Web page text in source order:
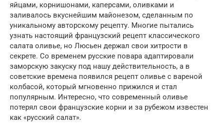
яйцами, корнишонами, каперсами, оливками и
заливалось вкуснейшим майонезом, сделанным по
уникальному авторскому рецепту. Многие пытались
узнать настоящий французский рецепт классического
салата оливье, но Люсьен держал свои хитрости в
секрете. Со временем русские повара адаптировали
заморскую закуску под нашу действительность, а в
советские времена появился рецепт оливье с вареной
колбасой, который мгновенно прижился и стал
популярным. Интересно, что современный оливье
потерял свои французские корни и за рубежом известен
как «русский салат».